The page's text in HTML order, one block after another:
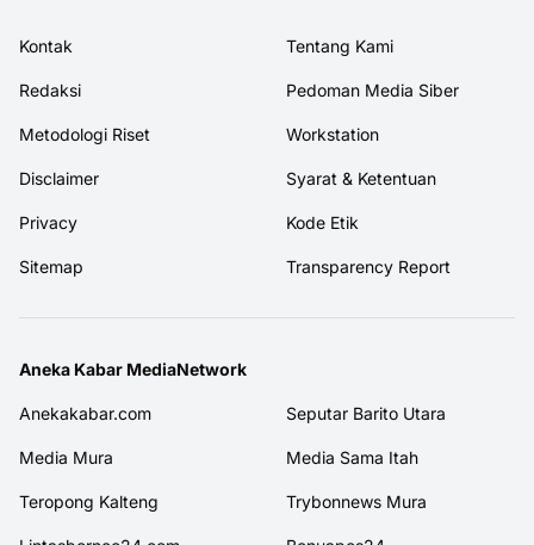
Kontak Tentang Kami
Redaksi Pedoman Media Siber
Metodologi Riset Workstation
Disclaimer Syarat & Ketentuan
Privacy Kode Etik
Sitemap Transparency Report
Aneka Kabar MediaNetwork
Anekakabar.com Seputar Barito Utara
Media Mura Media Sama Itah
Teropong Kalteng Trybonnews Mura